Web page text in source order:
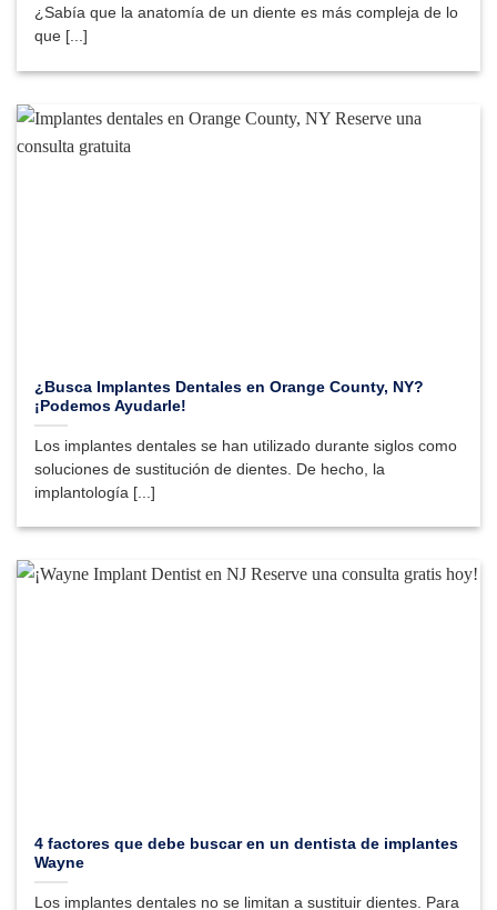
¿Sabía que la anatomía de un diente es más compleja de lo
que [...]
¿Busca Implantes Dentales en Orange County, NY?
¡Podemos Ayudarle!
Los implantes dentales se han utilizado durante siglos como
soluciones de sustitución de dientes. De hecho, la
implantología [...]
4 factores que debe buscar en un dentista de implantes
Wayne
Los implantes dentales no se limitan a sustituir dientes. Para